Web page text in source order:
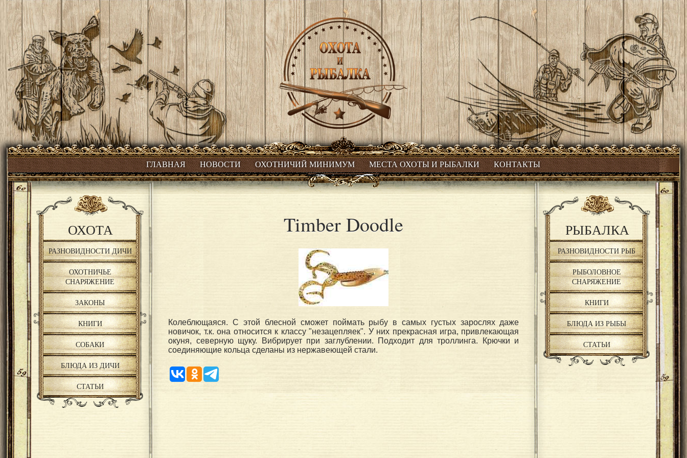
ГЛАВНАЯ НОВОСТИ ОХОТНИЧИЙ МИНИМУМ МЕСТА ОХОТЫ И РЫБАЛКИ КОНТАКТЫ
ОХОТА
РАЗНОВИДНОСТИ ДИЧИ
ОХОТНИЧЬЕ
СНАРЯЖЕНИЕ
ЗАКОНЫ
КНИГИ
СОБАКИ
БЛЮДА ИЗ ДИЧИ
СТАТЬИ
Timber Doodle
Колеблющаяся. С этой блесной сможет поймать рыбу в самых густых зарослях даже
новичок, т.к. она относится к классу "незацепляек". У них прекрасная игра, привлекающая
окуня, северную щуку. Вибрирует при заглублении. Подходит для троллинга. Крючки и
соединяющие кольца сделаны из нержавеющей стали.
РЫБАЛКА
РАЗНОВИДНОСТИ РЫБ
РЫБОЛОВНОЕ
СНАРЯЖЕНИЕ
КНИГИ
БЛЮДА ИЗ РЫБЫ
СТАТЬИ